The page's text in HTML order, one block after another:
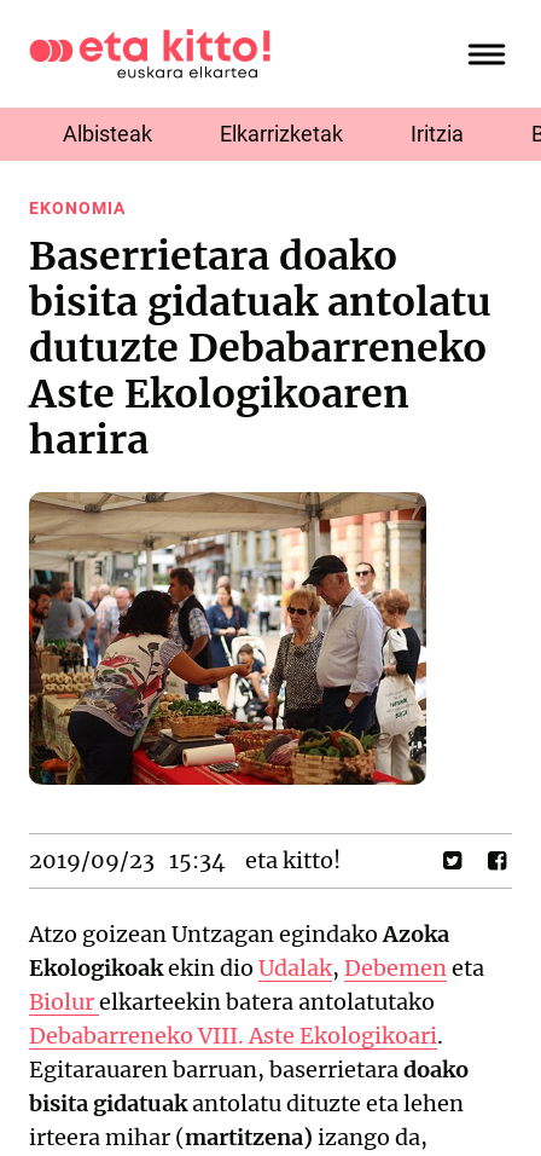
Albisteak Elkarrizketak Iritzia
EKONOMIA
Baserrietara doako
bisita gidatuak antolatu
dutuzte Debabarreneko
Aste Ekologikoaren
harira
2019/09/23 15:34 eta kitto!
Atzo goizean Untzagan egindakoAzoka
Ekologikoakekin dio Udalak, Debemeneta
Biolurelkarteekin batera antolatutako
Debabarreneko VIII. Aste Ekologikoari.
Egitarauaren barruan, baserrietaradoako
bisita gidatuakantolatu dituzte eta lehen
irteera mihar (martitzena) izango da,